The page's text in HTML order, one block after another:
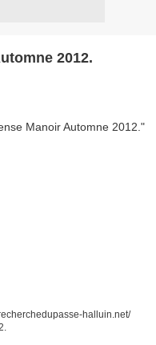
2012.
halluin.net/